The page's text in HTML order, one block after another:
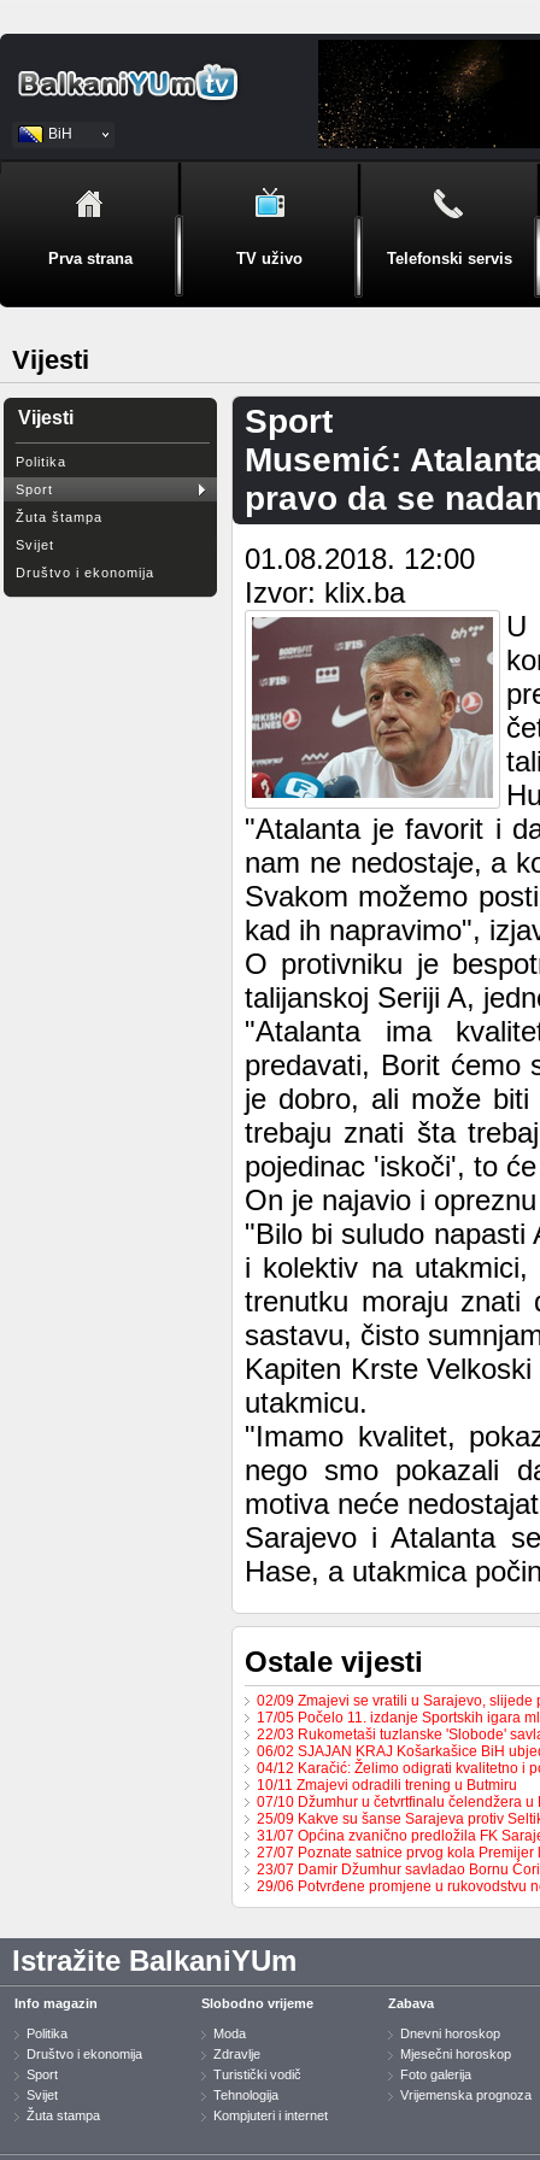
BiH
Srpski
Prva strana TV uživo Telefonski servis
Vijesti
Vijesti
Politika
Sport
Žuta štampa
Svijet
Društvo i ekonomija
Sport
Musemić:
pravo da se
01.08.2018. 12:00
Izvor: klix.ba
U
"Atalanta je favorit i
nam ne nedostaje, a
Svakom možemo
kad ih napravimo",
O protivniku je
talijanskoj Seriji A,
"Atalanta ima
predavati, Borit ćemo
je dobro, ali može
trebaju znati šta
pojedinac 'iskoči', to
On je najavio i
"Bilo bi suludo napasti
i kolektiv na
trenutku moraju znati
sastavu, čisto
Kapiten Krste
utakmicu.
"Imamo kvalitet,
nego smo pokazali
motiva neće
Sarajevo i Atalanta
Hase, a utakmica
Ostale vijesti
02/09 Zmajevi se vratili u Sarajevo,
17/05 Počelo 11. izdanje Sportskih igara
22/03 Rukometaši tuzlanske 'Slobode'
06/02 SJAJAN KRAJ Košarkašice BiH
04/12 Karačić: Želimo odigrati kvalitetno i
10/11 Zmajevi odradili trening u Butmiru
07/10 Džumhur u četvrtfinalu čelendžera u
25/09 Kakve su šanse Sarajeva protiv
31/07 Općina zvanično predložila FK
27/07 Poznate satnice prvog kola
23/07 Damir Džumhur savladao Bornu
29/06 Potvrđene promjene u rukovodstvu
Istražite BalkaniYUm
Info magazin
Politika
Društvo i ekonomija
Sport
Svijet
Žuta stampa
Slobodno vrijeme
Moda
Zdravlje
Turistički vodič
Tehnologija
Kompjuteri i internet
Zabava
Dnevni horoskop
Mjesečni horoskop
Foto galerija
Vrijemenska prognoza